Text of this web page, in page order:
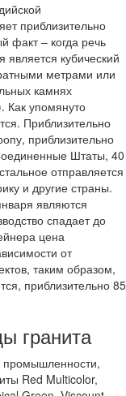
приблизительно
факт – когда речь
кубический
метрами или
камнях
Как упомянуто
Приблизительно
приблизительно
Штаты, 40
отправляется
и другие страны.
являются
спадает до
цена
от
таким образом,
приблизительно 85
гранита
промышленности,
Red Multicolor,